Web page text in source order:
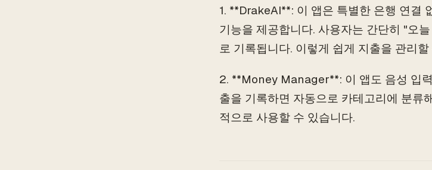
1. **DrakeAI**: 이 앱은 특별한 은행 연결
기능을 제공합니다. 사용자는 간단히 "오
로 기록됩니다. 이렇게 쉽게 지출을 관리
2. **Money Manager**: 이 앱도 음성 입
출을 기록하면 자동으로 카테고리에 분류
적으로 사용할 수 있습니다.